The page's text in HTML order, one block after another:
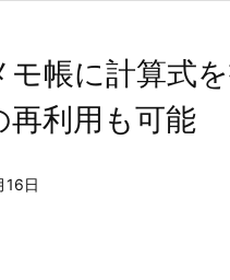
モ帳に計算式
再利用も可能
16日